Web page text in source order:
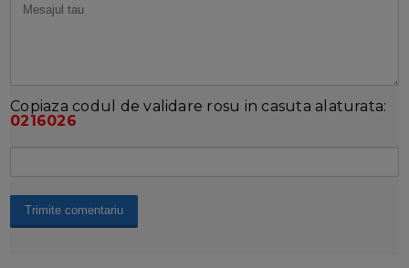
Copiaza codul de validare rosu in casuta alaturata:
0216026